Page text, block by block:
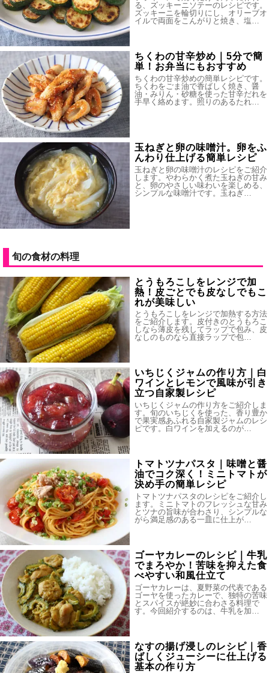
る、ズッキーニソテーのレシピです。
ズッキーニを輪切りにし、オリーブオ
イルで両面をこんがりと焼き、塩…
ちくわの甘辛炒め｜5分で簡
単！お弁当にもおすすめ
ちくわの甘辛炒めの簡単レシピです。
ちくわをごま油で香ばしく焼き、醤
油・みりん・砂糖を使った甘辛だれを
手早く絡めます。照りのあるたれ…
玉ねぎと卵の味噌汁。卵をふ
んわり仕上げる簡単レシピ
玉ねぎと卵の味噌汁のレシピをご紹介
します。やわらかく煮た玉ねぎの甘み
と、卵のやさしい味わいを楽しめる、
シンプルな味噌汁です。玉ねぎ…
旬の食材の料理
とうもろこしをレンジで加
熱！皮ごとでも皮なしでもこ
れが美味しい
とうもろこしをレンジで加熱する方法
をご紹介します。皮付きのとうもろこ
しなら薄皮を残してラップで包み、皮
なしのものなら直接ラップで包…
いちじくジャムの作り方｜白
ワインとレモンで風味が引き
立つ自家製レシピ
いちじくジャムの作り方をご紹介しま
す。旬のいちじくを使った、香り豊か
で果実感あふれる自家製ジャムのレシ
ピです。白ワインを加えるのが…
トマトツナパスタ｜味噌と醤
油でコク深く！ミニトマトが
決め手の簡単レシピ
トマトツナパスタのレシピをご紹介し
ます。ミニトマトのフレッシュな甘み
とツナの旨味が合わさり、シンプルな
がら満足感のある一皿に仕上が…
ゴーヤカレーのレシピ｜牛乳
でまろやか！苦味を抑えた食
べやすい和風仕立て
ゴーヤカレーは、夏野菜の代表である
ゴーヤを使ったカレーで、独特の苦味
とスパイスが絶妙に合わさる料理で
す。今回紹介するのは、牛乳を加…
なすの揚げ浸しのレシピ｜香
ばしくジューシーに仕上げる
基本の作り方